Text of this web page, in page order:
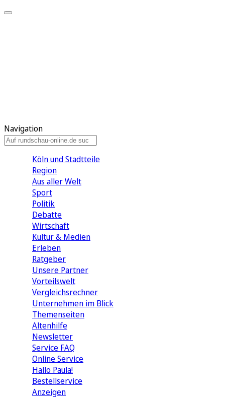
Navigation
Köln und Stadtteile
Region
Aus aller Welt
Sport
Politik
Debatte
Wirtschaft
Kultur & Medien
Erleben
Ratgeber
Unsere Partner
Vorteilswelt
Vergleichsrechner
Unternehmen im Blick
Themenseiten
Altenhilfe
Newsletter
Service FAQ
Online Service
Hallo Paula!
Bestellservice
Anzeigen